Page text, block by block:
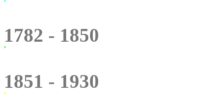
1782 - 1850
1851 - 1930